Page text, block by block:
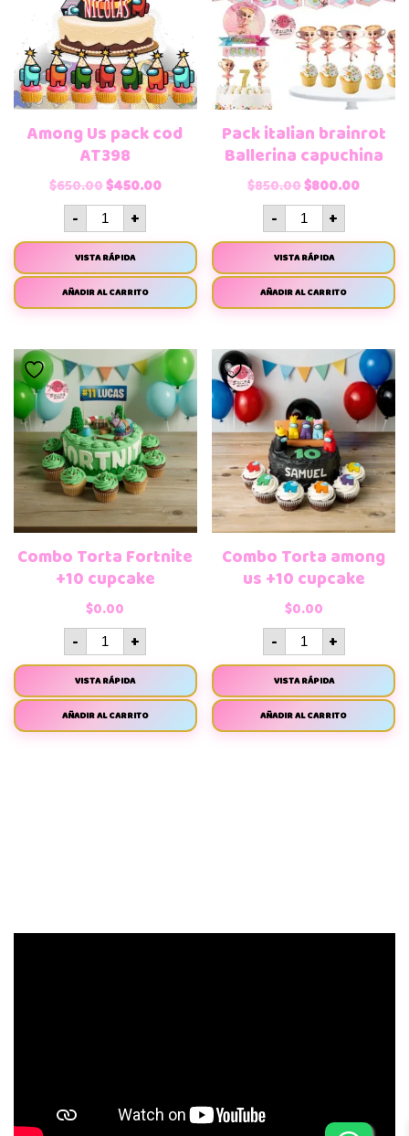
Among Us pack cod
AT398
$650.00$450.00
- +
VISTA RÁPIDA
AÑADIR AL CARRITO
Pack italian brainrot
Ballerina capuchina
$850.00$800.00
- +
VISTA RÁPIDA
AÑADIR AL CARRITO
Combo Torta Fortnite
+10 cupcake
$0.00
- +
VISTA RÁPIDA
AÑADIR AL CARRITO
Combo Torta among
us +10 cupcake
$0.00
- +
VISTA RÁPIDA
AÑADIR AL CARRITO